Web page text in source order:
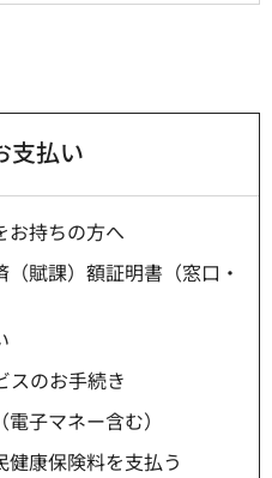
支払い
お持ちの方へ
賦課）額証明書（窓口・
スのお手続き
子マネー含む）
康保険料を支払う